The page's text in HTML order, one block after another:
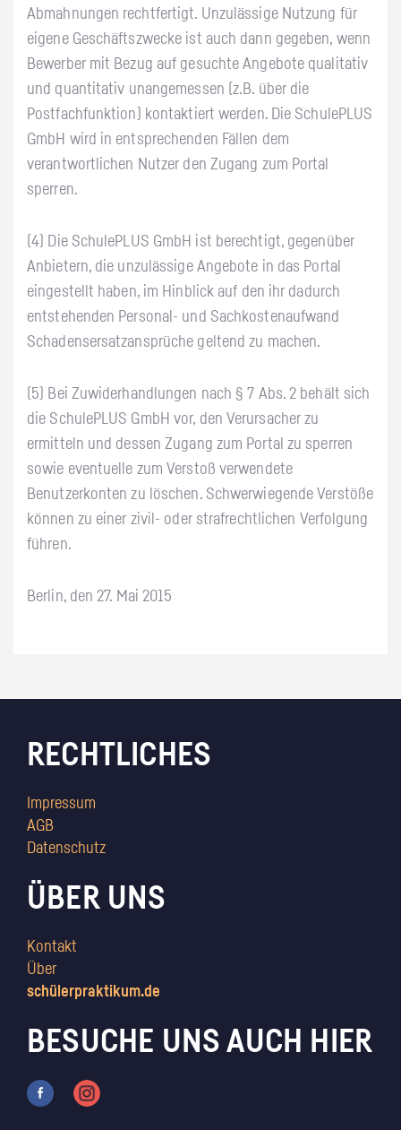
Abmahnungen rechtfertigt. Unzulässige Nutzung für
eigene Geschäftszwecke ist auch dann gegeben, wenn
Bewerber mit Bezug auf gesuchte Angebote qualitativ
und quantitativ unangemessen (z.B. über die
Postfachfunktion) kontaktiert werden. Die SchulePLUS
GmbH wird in entsprechenden Fällen dem
verantwortlichen Nutzer den Zugang zum Portal
sperren.
(4) Die SchulePLUS GmbH ist berechtigt, gegenüber
Anbietern, die unzulässige Angebote in das Portal
eingestellt haben, im Hinblick auf den ihr dadurch
entstehenden Personal- und Sachkostenaufwand
Schadensersatzansprüche geltend zu machen.
(5) Bei Zuwiderhandlungen nach § 7 Abs. 2 behält sich
die SchulePLUS GmbH vor, den Verursacher zu
ermitteln und dessen Zugang zum Portal zu sperren
sowie eventuelle zum Verstoß verwendete
Benutzerkonten zu löschen. Schwerwiegende Verstöße
können zu einer zivil- oder strafrechtlichen Verfolgung
führen.
Berlin, den 27. Mai 2015
RECHTLICHES
Impressum
AGB
Datenschutz
ÜBER UNS
Kontakt
Über
schülerpraktikum.de
BESUCHE UNS AUCH HIER